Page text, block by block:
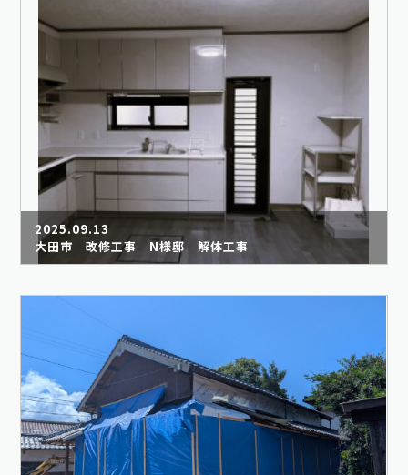
2025.09.13
大田市 改修工事 N様邸 解体工事